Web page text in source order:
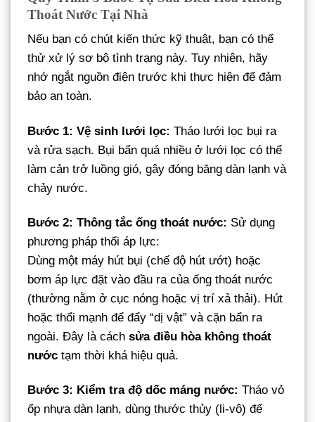
Thoát Nước Tại Nhà
Nếu bạn có chút kiến thức kỹ thuật, bạn có thể
thử xử lý sơ bộ tình trạng này. Tuy nhiên, hãy
nhớ ngắt nguồn điện trước khi thực hiện để đảm
bảo an toàn.
Bước 1: Vệ sinh lưới lọc: Tháo lưới lọc bụi ra
và rửa sạch. Bụi bẩn quá nhiều ở lưới lọc có thể
làm cản trở luồng gió, gây đóng băng dàn lạnh và
chảy nước.
Bước 2: Thông tắc ống thoát nước: Sử dụng
phương pháp thổi áp lực:
Dùng một máy hút bụi (chế độ hút ướt) hoặc
bơm áp lực đặt vào đầu ra của ống thoát nước
(thường nằm ở cục nóng hoặc vị trí xả thải). Hút
hoặc thổi mạnh để đẩy “dị vật” và cặn bẩn ra
ngoài. Đây là cách sửa điều hòa không thoát
nước tạm thời khá hiệu quả.
Bước 3: Kiểm tra độ dốc máng nước: Tháo vỏ
ốp nhựa dàn lạnh, dùng thước thủy (li-vô) để